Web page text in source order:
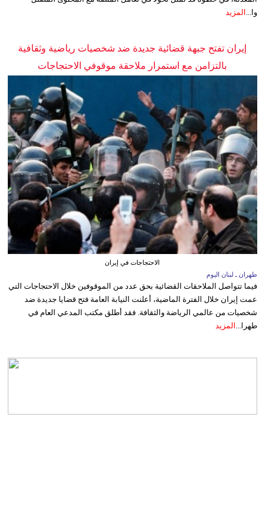
وا... المزيد
إيران تفتح جبهة قضائية جديدة ضد شخصيات رياضية وثقافية
بالتزامن مع استمرار ملاحقة موقوفي الاحتجاجات
الاحتجاجات في إيران
طهران ـ لبنان اليوم
فيما تتواصل الملاحقات القضائية بحق عدد من الموقوفين خلال الاحتجاجات التي
عمت إيران خلال الفترة الماضية، أعلنت النيابة العامة فتح قضايا جديدة ضد
شخصيات من عالمي الرياضة والثقافة. فقد أطلق مكتب المدعي العام في
طهرا... المزيد